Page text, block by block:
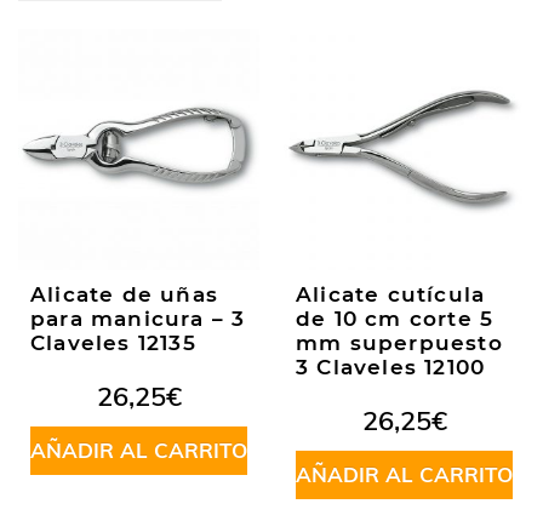
Alicate de uñas
para manicura – 3
Claveles 12135
26,25€
AÑADIR AL CARRITO
Alicate cutícula
de 10 cm corte 5
mm superpuesto
3 Claveles 12100
26,25€
AÑADIR AL CARRITO